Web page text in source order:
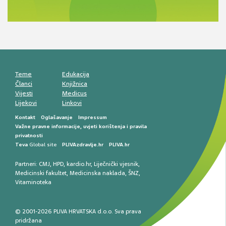
smetnji do rane onkološke dijagnostike
Teme
Članci
Vijesti
Lijekovi
Edukacija
Knjižnica
Medicus
Linkovi
Kontakt Oglašavanje
Impressum
Važne pravne informacije, uvjeti korištenja i pravila
privatnosti
Teva Global site PLIVAzdravlje.hr PLIVA.hr
Partneri: CMJ, HPD, kardio.hr, Liječnički vjesnik,
Medicinski fakultet, Medicinska naklada, ŠNZ,
Vitaminoteka
© 2001-2026 PLIVA HRVATSKA d.o.o. Sva prava
pridržana